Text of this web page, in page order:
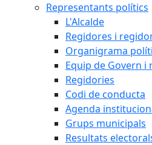
Representants polítics
L'Alcalde
Regidores i
Organigrama
Equip de Govern i
Regidories
Codi de conducta
Agenda
Grups municipals
Resultats